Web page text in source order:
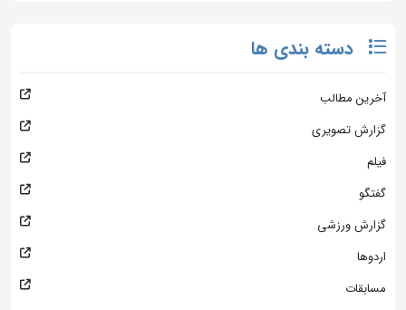
دسته بندی ها
آخرین مطالب
گزارش تصویری
فیلم
گفتگو
گزارش ورزشی
اردوها
مسابقات